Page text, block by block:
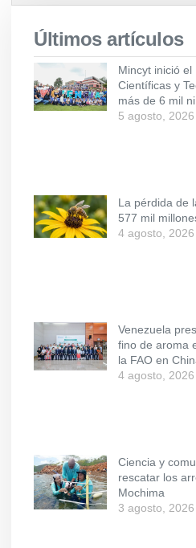
Últimos artículos
Mincyt inició el
Científicas y
más de 6 mil
5 agosto, 2026
La pérdida de
577 mil
4 agosto, 2026
Venezuela
fino de aroma
la FAO en
4 agosto, 2026
Ciencia y
rescatar los
Mochima
3 agosto, 2026